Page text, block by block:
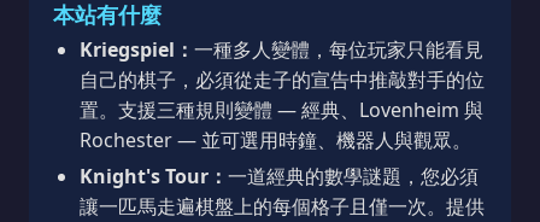
本站有什麼
Kriegspiel：一種多人變體，每位玩家只能看見
自己的棋子，必須從走子的宣告中推敲對手的位
置。支援三種規則變體 — 經典、Lovenheim 與
Rochester — 並可選用時鐘、機器人與觀眾。
Knight's Tour：一道經典的數學謎題，您必須
讓一匹馬走遍棋盤上的每個格子且僅一次。提供